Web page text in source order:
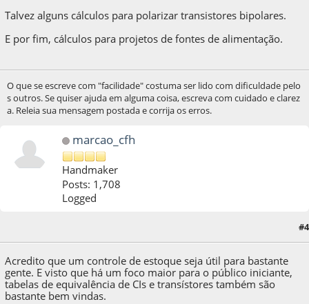
Talvez alguns cálculos para polarizar transistores bipolares.
E por fim, cálculos para projetos de fontes de alimentação.
O que se escreve com "facilidade" costuma ser lido com dificuldade pelo
s outros. Se quiser ajuda em alguma coisa, escreva com cuidado e clarez
a. Releia sua mensagem postada e corrija os erros.
marcao_cfh
Handmaker
Posts: 1,708
Logged
#4
Acredito que um controle de estoque seja útil para bastante
gente. E visto que há um foco maior para o público iniciante,
tabelas de equivalência de CIs e transístores também são
bastante bem vindas.